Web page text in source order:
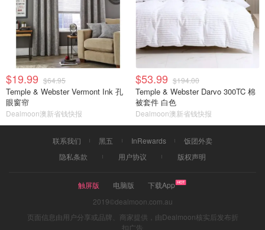
$19.99 $64.95
Temple & Webster Vermont Ink 孔
眼窗帘
Dealmoon澳新省钱快报
$53.99 $194.00
Temple & Webster Darvo 300TC 棉
被套件 白色
Dealmoon澳新省钱快报
联系我们 黑五 InRewards
饭团外卖
隐私条款
用户协议 版权声明
触屏版 电脑版
下载App
2019©dealmoon.com.au
页面信息由用户分享或品牌、商家提供，由Dealmoon核实后发布折
扣广告